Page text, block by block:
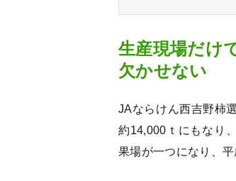
生産現場だけ
欠かせない
JAならけん西吉野柿
約14,000ｔにもなり
果場が一つになり、平